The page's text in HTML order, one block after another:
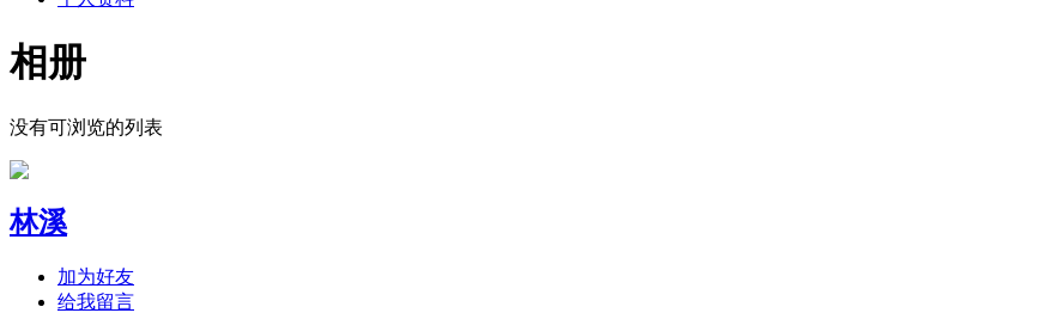
相册
没有可浏览的列表
林溪
加为好友
给我留言